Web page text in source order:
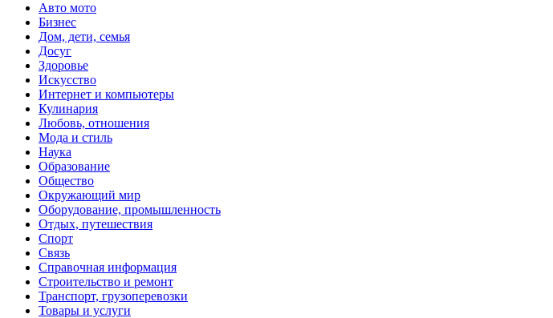
Авто мото
Бизнес
Дом, дети, семья
Досуг
Здоровье
Искусство
Интернет и компьютеры
Кулинария
Любовь, отношения
Мода и стиль
Наука
Образование
Общество
Окружающий мир
Оборудование, промышленность
Отдых, путешествия
Спорт
Связь
Справочная информация
Строительство и ремонт
Транспорт, грузоперевозки
Товары и услуги